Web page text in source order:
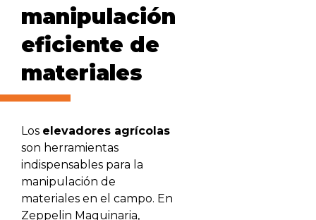
manipulación
eficiente de
materiales
Los elevadores agrícolas
son herramientas
indispensables para la
manipulación de
materiales en el campo. En
Zeppelin Maquinaria,